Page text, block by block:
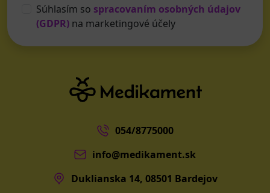
Súhlasím so spracovaním osobných údajov
(GDPR) na marketingové účely
054/8775000
info@medikament.sk
Duklianska 14, 08501 Bardejov